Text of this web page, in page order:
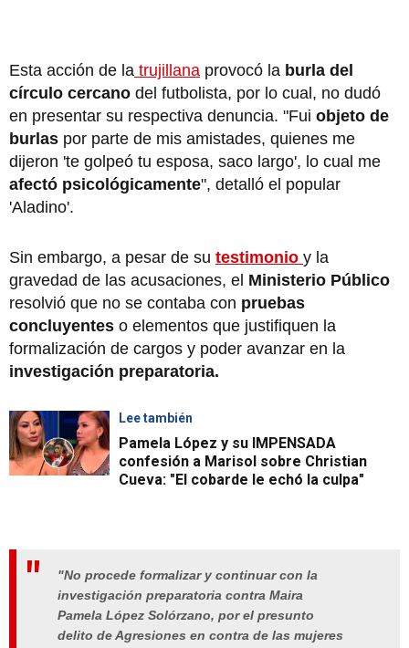
Esta acción de la trujillana provocó la burla del
círculo cercano del futbolista, por lo cual, no dudó
en presentar su respectiva denuncia. "Fui objeto de
burlas por parte de mis amistades, quienes me
dijeron 'te golpeó tu esposa, saco largo', lo cual me
afectó psicológicamente", detalló el popular
'Aladino'.
Sin embargo, a pesar de su testimonio y la
gravedad de las acusaciones, el Ministerio Público
resolvió que no se contaba con pruebas
concluyentes o elementos que justifiquen la
formalización de cargos y poder avanzar en la
investigación preparatoria.
Lee también
Pamela López y su IMPENSADA
confesión a Marisol sobre Christian
Cueva: "El cobarde le echó la culpa"
"No procede formalizar y continuar con la
investigación preparatoria contra Maira
Pamela López Solórzano, por el presunto
delito de Agresiones en contra de las mujeres